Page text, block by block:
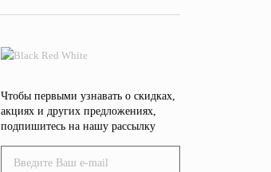
Чтобы первыми узнавать о скидках,
акциях и других предложениях,
подпишитесь на нашу рассылку